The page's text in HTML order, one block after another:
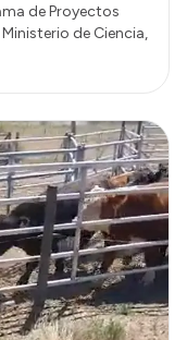
de Proyectos
de Ciencia,